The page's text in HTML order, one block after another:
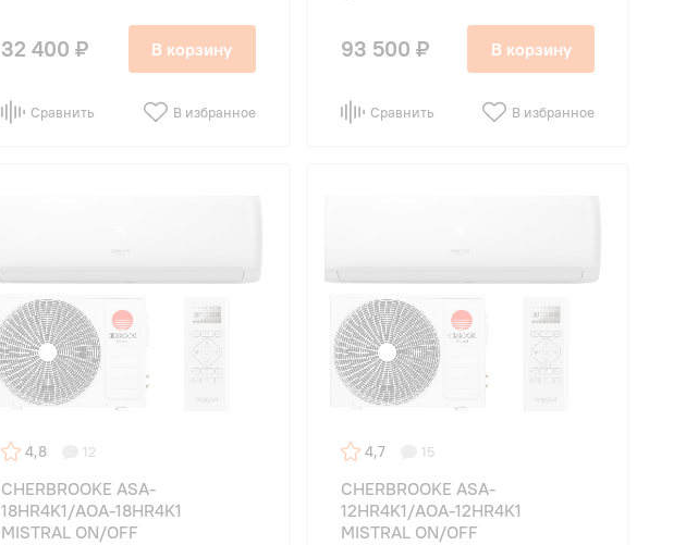
32 400 ₽ В корзину
Сравнить В избранное
93 500 ₽ В корзину
Сравнить В избранное
4,8 12
CHERBROOKE ASA-
18HR4K1/AOA-18HR4K1
MISTRAL ON/OFF
4,7 15
CHERBROOKE ASA-
12HR4K1/AOA-12HR4K1
MISTRAL ON/OFF